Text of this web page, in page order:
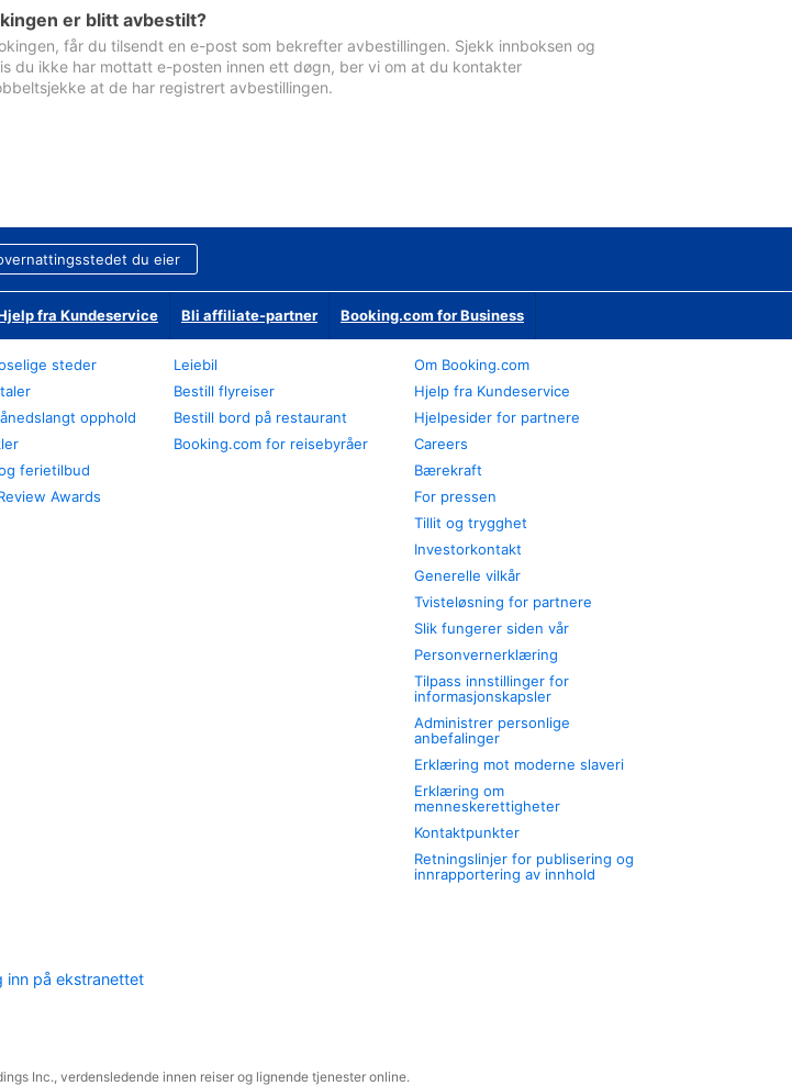
er blitt avbestilt?
får du tilsendt en e-post som bekrefter avbestillingen. Sjekk innboksen og
du ikke har mottatt e-posten innen ett døgn, ber vi om at du kontakter
at de har registrert avbestillingen.
du eier
fra Kundeservice Bli affiliate-partner Booking.com for Business
steder
opphold
ferietilbud
Awards
Leiebil
Bestill flyreiser
Bestill bord på restaurant
Booking.com for reisebyråer
Om Booking.com
Hjelp fra Kundeservice
Hjelpesider for partnere
Careers
Bærekraft
For pressen
Tillit og trygghet
Investorkontakt
Generelle vilkår
Tvisteløsning for partnere
Slik fungerer siden vår
Personvernerklæring
Tilpass innstillinger for
informasjonskapsler
Administrer personlige
anbefalinger
Erklæring mot moderne slaveri
Erklæring om
menneskerettigheter
Kontaktpunkter
Retningslinjer for publisering og
innrapportering av innhold
inn på ekstranettet
Inc., verdensledende innen reiser og lignende tjenester online.